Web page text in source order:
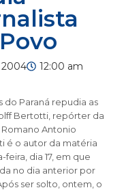
2004 12:00 am
do Paraná repudia as
Bertotti, repórter da
Antonio
é o autor da matéria
dia 17, em que
no dia anterior por
ser solto, ontem, o